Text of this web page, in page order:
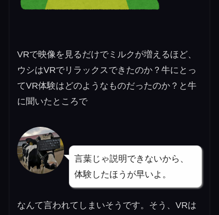
VRで映像を見るだけでミルクが増えるほど、
ウシはVRでリラックスできたのか？牛にとっ
てVR体験はどのようなものだったのか？と牛
に聞いたところで
言葉じゃ説明できないから、
体験したほうが早いよ。
なんて言われてしまいそうです。そう、VRは